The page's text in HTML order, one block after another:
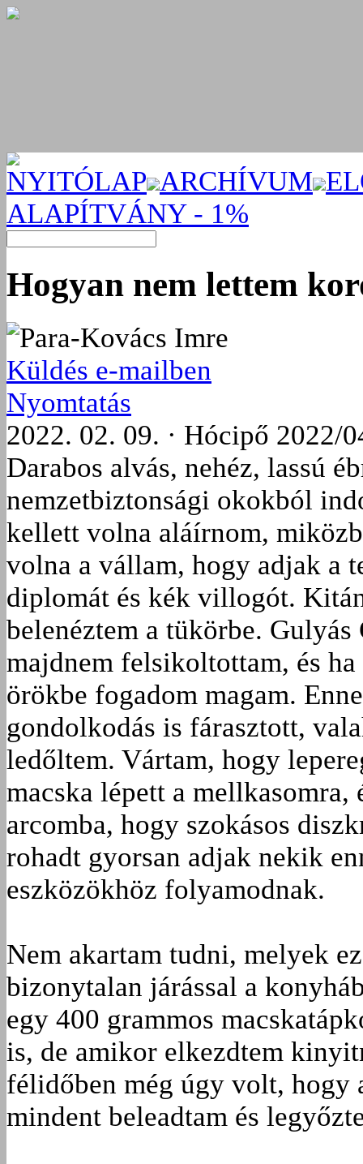
NYITÓLAP ARCHÍVUM
ALAPÍTVÁNY - 1%
Hogyan nem lettem
Para-Kovács Imre
Küldés e-mailben
Nyomtatás
2022. 02. 09. · Hócipő 2022/
Darabos alvás, nehéz, lassú
nemzetbiztonsági okokból
kellett volna aláírnom,
volna a vállam, hogy adjak a
diplomát és kék villogót.
belenéztem a tükörbe.
majdnem felsikoltottam, és
örökbe fogadom magam.
gondolkodás is fárasztott,
ledőltem. Vártam, hogy
macska lépett a
arcomba, hogy szokásos
rohadt gyorsan adjak nekik
eszközökhöz folyamodnak.
Nem akartam tudni, melyek
bizonytalan járással a
egy 400 grammos
is, de amikor elkezdtem
félidőben még úgy volt, hogy
mindent beleadtam és